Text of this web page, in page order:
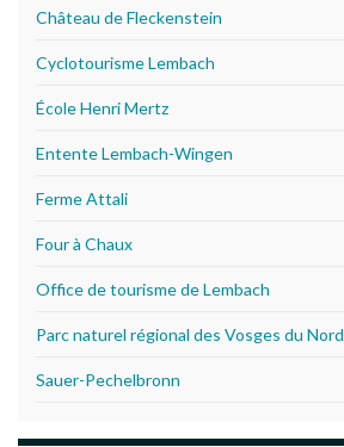
Château de Fleckenstein
Cyclotourisme Lembach
École Henri Mertz
Entente Lembach-Wingen
Ferme Attali
Four à Chaux
Office de tourisme de Lembach
Parc naturel régional des Vosges du Nord
Sauer-Pechelbronn